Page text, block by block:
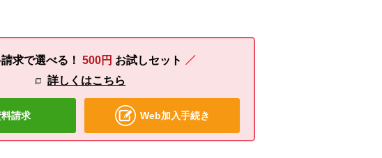
求で選べる！ 500円 お試しセット
詳しくはこちら
料請求 Web加入手続き